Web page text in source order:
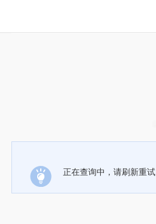
正在查询中，请刷新重试